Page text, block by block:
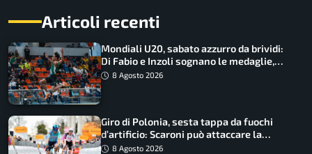
Articoli recenti
Mondiali U20, sabato azzurro da brividi:
Di Fabio e Inzoli sognano le medaglie,
Castellani e Succo in finale
8 Agosto 2026
Giro di Polonia, sesta tappa da fuochi
d’artificio: Scaroni può attaccare la
maglia di Lemmen
8 Agosto 2026